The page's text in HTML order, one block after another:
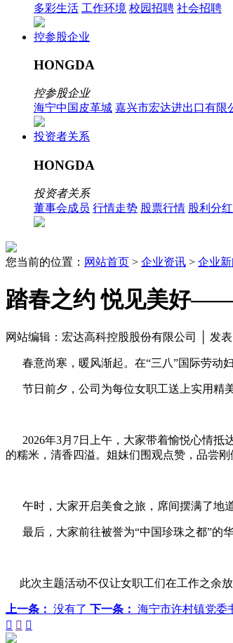
多彩生活 工作环境 校园招聘 社会招聘
控参股企业
HONGDA
控参股企业
海宁中国皮革城 嘉兴市宏达进出口有限
投资者关系
HONGDA
投资者关系
董事会成员 行情走势 股票行情 股利分红
您当前的位置： 网站首页 > 企业资讯 > 企业新
踏春之约 悦见美好
网站编辑：宏达高科控股股份有限公司 │ 发
春意尚寒，暖风渐起。在“三八”国际劳动
节日前夕，公司为每位女职工送上实用精美
2026年3月7日上午，大家带着愉悦心情抵
的糯米，清香四溢。姐妹们围观点赞，品尝
午时，大家开启美食之旅，席间摆满了地
最后，大家前往被誉为“中国珍珠之都”的
此次主题活动不仅让女职工们在工作之余放
上一条： 没有了 下一条： 海宁市许村镇党委
  